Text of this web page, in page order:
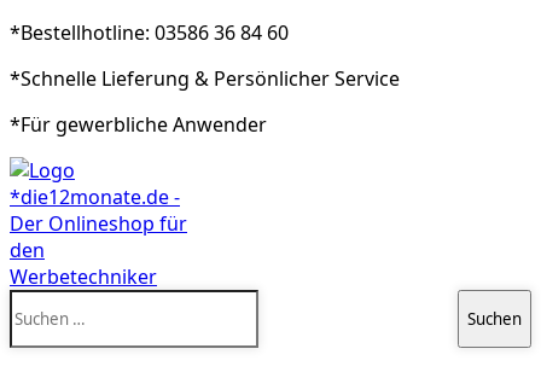
*Bestellhotline: 03586 36 84 60
*Schnelle Lieferung & Persönlicher Service
*Für gewerbliche Anwender
nach: